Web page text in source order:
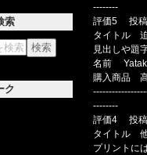
索
ク
--------
評価5 投
タイトル
見出しや題
名前
購入商品
--------
評価4 投稿
タイトル
プリントに